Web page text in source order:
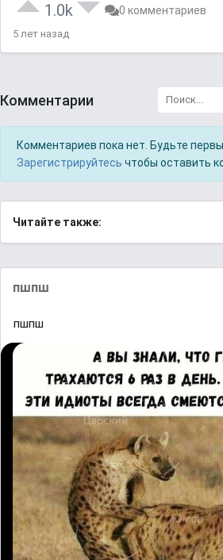
1.0k 0 комментариев
5 лет назад
Комментарии
Комментариев пока нет. Будьте
Зарегистрируйтесь чтобы оставить
Читайте также:
пшпш
пшпш